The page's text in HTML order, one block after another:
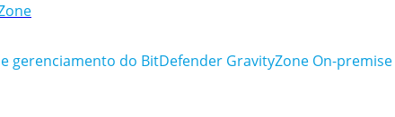
gerenciamento do BitDefender GravityZone On-premise